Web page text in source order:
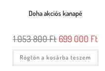
Doha akciós kanapé
1 053 800Ft 699 000 Ft
Rögtön a kosárba teszem